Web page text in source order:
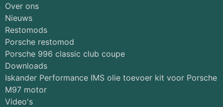
Over ons
Nieuws
Restomods
Porsche restomod
Porsche 996 classic club coupe
Downloads
Iskander Performance IMS olie toevoer kit voor Porsche
M97 motor
Video's